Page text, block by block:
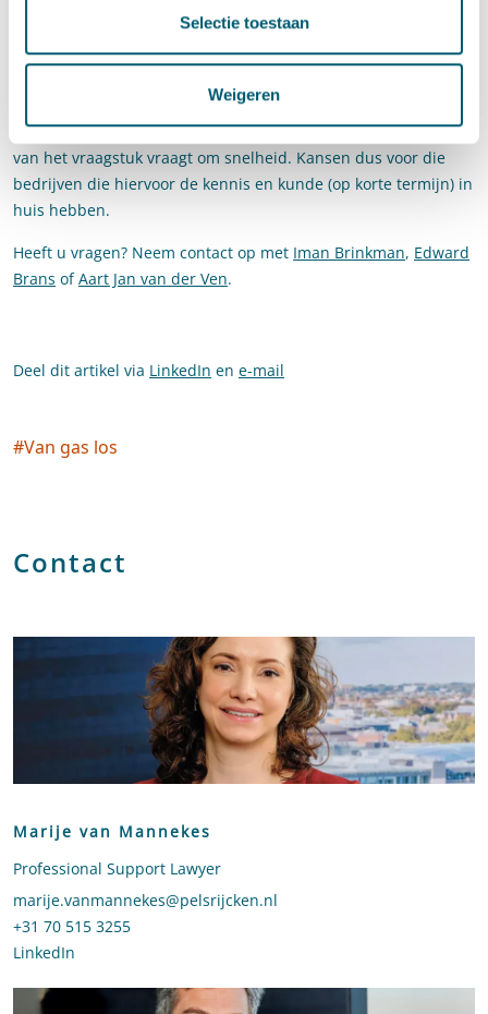
Selectie toestaan
Weigeren
plaatsen en bovendien gaan de technische ontwikkelingen zo
snel dat het moeilijk te bepalen is welke infrastructuur
installatiebranche en andere bedrijven een essentiële rol
vervullen bij de vervanging van gasaansluitingen. De urgentie
van het vraagstuk vraagt om snelheid. Kansen dus voor die
bedrijven die hiervoor de kennis en kunde (op korte termijn) in
huis hebben.
Heeft u vragen? Neem contact op met Iman Brinkman, Edward
Brans ofAart Jan van der Ven.
Deel dit artikel via LinkedIn en e-mail
Social tags
#Van gas los
Contact
Marije van Mannekes
Professional Support Lawyer
Stuur een e-mail naar Marije van Mannekes
marije.vanmannekes@pelsrijcken.nl
Bel naar Marije van Mannekes
+31 70 515 3255
LinkedIn